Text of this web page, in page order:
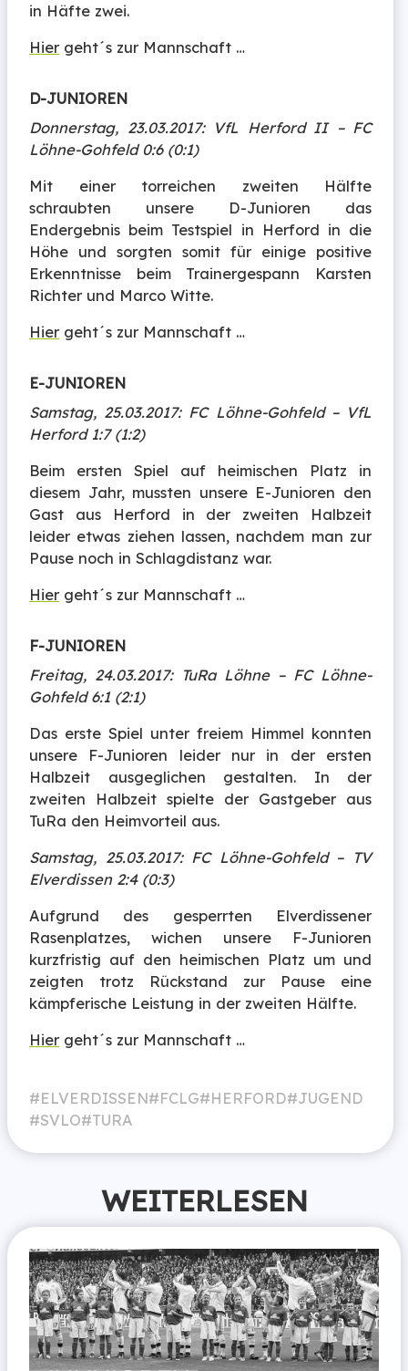
in Häfte zwei.
Hiergeht´s zur Mannschaft …
D-JUNIOREN
Donnerstag, 23.03.2017: VfL Herford II – FC
Löhne-Gohfeld 0:6 (0:1)
Mit einer torreichen zweiten Hälfte
schraubten unsere D-Junioren das
Endergebnis beim Testspiel in Herford in die
Höhe und sorgten somit für einige positive
Erkenntnisse beim Trainergespann Karsten
Richter und Marco Witte.
Hiergeht´s zur Mannschaft …
E-JUNIOREN
Samstag, 25.03.2017: FC Löhne-Gohfeld – VfL
Herford 1:7 (1:2)
Beim ersten Spiel auf heimischen Platz in
diesem Jahr, mussten unsere E-Junioren den
Gast aus Herford in der zweiten Halbzeit
leider etwas ziehen lassen, nachdem man zur
Pause noch in Schlagdistanz war.
Hiergeht´s zur Mannschaft …
F-JUNIOREN
Freitag, 24.03.2017: TuRa Löhne – FC Löhne-
Gohfeld 6:1 (2:1)
Das erste Spiel unter freiem Himmel konnten
unsere F-Junioren leider nur in der ersten
Halbzeit ausgeglichen gestalten. In der
zweiten Halbzeit spielte der Gastgeber aus
TuRa den Heimvorteil aus.
Samstag, 25.03.2017: FC Löhne-Gohfeld – TV
Elverdissen 2:4 (0:3)
Aufgrund des gesperrten Elverdissener
Rasenplatzes, wichen unsere F-Junioren
kurzfristig auf den heimischen Platz um und
zeigten trotz Rückstand zur Pause eine
kämpferische Leistung in der zweiten Hälfte.
Hiergeht´s zur Mannschaft …
ELVERDISSEN FCLG HERFORD
JUGEND
SVLO
TURA
WEITERLESEN